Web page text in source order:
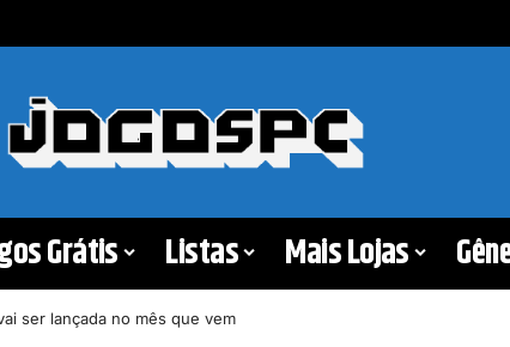
Grátis Listas Mais Lojas
ser lançada no mês que vem